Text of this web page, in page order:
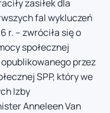
zasiłek dla
fal wykluczeń
r. – zwróciła się o
społecznej
przez
SPP, który we
Izby
Anneleen Van